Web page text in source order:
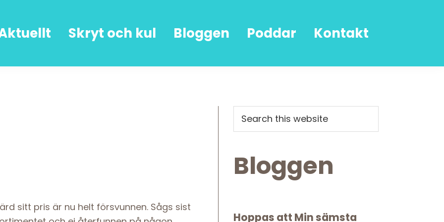
Skryt och kul Bloggen Poddar Kontakt
sitt pris är nu helt försvunnen. Sågs sist
Primary
Sidebar
this
website
Bloggen
Hoppas att Min sämsta